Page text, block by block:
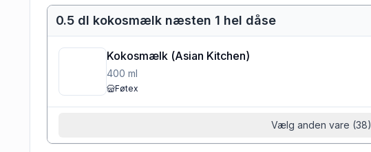
0.5 dl kokosmælk næsten 1 hel dåse
Kokosmælk (Asian Kitchen)
400 ml
Føtex
Vælg anden vare (38)